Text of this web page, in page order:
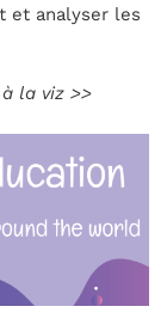
et analyser les
la viz >>